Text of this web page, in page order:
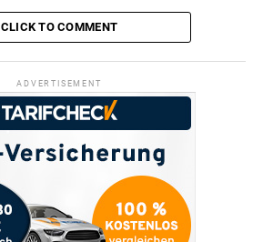
CLICK TO COMMENT
ADVERTISEMENT